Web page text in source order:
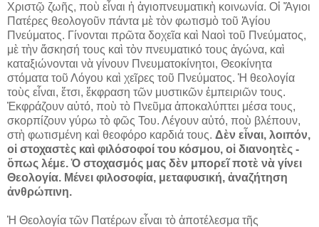
Χριστῷ ζωῆς, ποὺ εἶναι ἡ ἁγιοπνευματικὴ κοινωνία. Οἱ Ἅγιοι
Πατέρες θεολογοῦν πάντα μὲ τὸν φωτισμὸ τοῦ Ἁγίου
Πνεύματος. Γίνονται πρῶτα δοχεῖα καὶ Ναοὶ τοῦ Πνεύματος,
μὲ τὴν ἄσκησή τους καὶ τὸν πνευματικό τους ἀγώνα, καὶ
καταξιώνονται νὰ γίνουν Πνευματοκίνητοι, Θεοκίνητα
στόματα τοῦ Λόγου καὶ χεῖρες τοῦ Πνεύματος. Ἡ θεολογία
τοὺς εἶναι, ἔτσι, ἔκφραση τῶν μυστικῶν ἐμπειριῶν τους.
Ἐκφράζουν αὐτό, ποὺ τὸ Πνεῦμα ἀποκαλύπτει μέσα τους,
σκορπίζουν γύρω τὸ φῶς Του. Λέγουν αὐτό, ποὺ βλέπουν,
στὴ φωτισμένη καὶ θεοφόρο καρδιά τους. Δὲν εἶναι, λοιπόν,
οἱ στοχαστὲς καὶ φιλόσοφοί του κόσμου, οἱ διανοητὲς -
ὅπως λέμε. Ὁ στοχασμός μας δὲν μπορεῖ ποτὲ νὰ γίνει
Θεολογία. Μένει φιλοσοφία, μεταφυσική, ἀναζήτηση
ἀνθρώπινη.
Ἡ Θεολογία τῶν Πατέρων εἶναι τὸ ἀποτέλεσμα τῆς